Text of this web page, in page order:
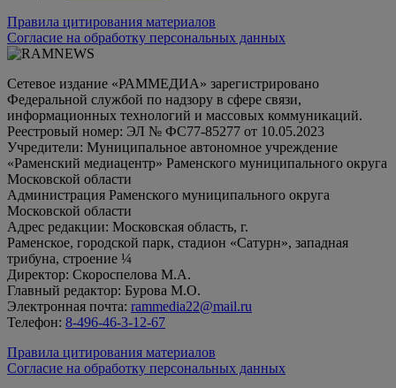
Правила цитирования материалов
Согласие на обработку персональных данных
Сетевое издание «РАММЕДИА» зарегистрировано
Федеральной службой по надзору в сфере связи,
информационных технологий и массовых коммуникаций.
Реестровый номер: ЭЛ № ФС77-85277 от 10.05.2023
Учредители: Муниципальное автономное учреждение
«Раменский медиацентр» Раменского муниципального округа
Московской области
Администрация Раменского муниципального округа
Московской области
Адрес редакции: Московская область, г.
Раменское, городской парк, стадион «Сатурн», западная
трибуна, строение ¼
Директор: Скороспелова М.А.
Главный редактор: Бурова М.О.
Электронная почта: rammedia22@mail.ru
Телефон: 8-496-46-3-12-67
Правила цитирования материалов
Согласие на обработку персональных данных